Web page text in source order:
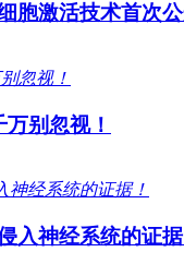
胞激活技术首次公
别忽视！
入神经系统的证据